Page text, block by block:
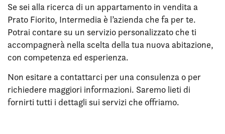
Se sei alla ricerca di un appartamento in vendita a
Prato Fiorito, Intermedia è l’azienda che fa per te.
Potrai contare su un servizio personalizzato che ti
accompagnerà nella scelta della tua nuova abitazione,
con competenza ed esperienza.
Non esitare a contattarci per una consulenza o per
richiedere maggiori informazioni. Saremo lieti di
fornirti tutti i dettagli sui servizi che offriamo.